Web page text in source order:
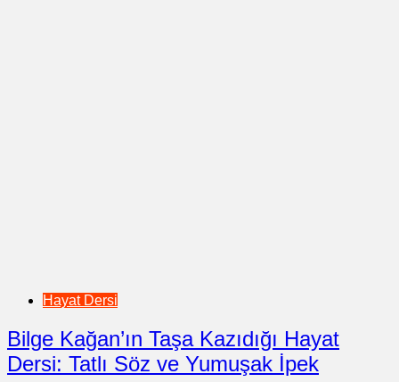
Hayat Dersi
Bilge Kağan’ın Taşa Kazıdığı Hayat
Dersi: Tatlı Söz ve Yumuşak İpek